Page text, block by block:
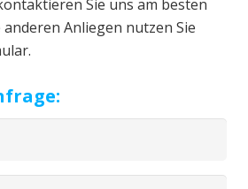
Sie uns am besten
Anliegen nutzen Sie